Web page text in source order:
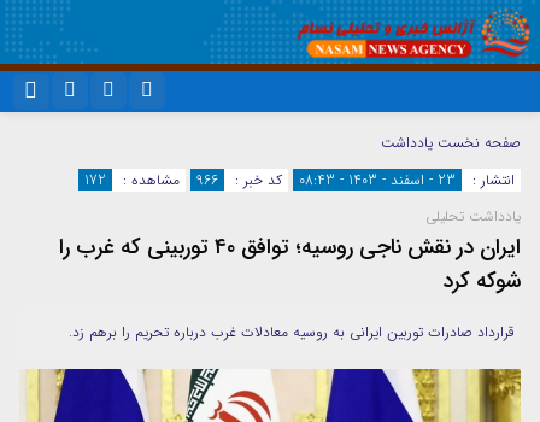
اینستاگرام
سروش
ایتا
آپارات
واتساپ
نام کاربری یا نشانی ایمیل
رمز عبور
مرا به خاطر بسپار
صفحه نخست یادداشت
انتشار :
23 - اسفند - 1403 - 08:43 کد خبر : 966 مشاهده :
172
یادداشت تحلیلی
ایران در نقش ناجی روسیه؛ توافق ۴۰ توربینی که غرب را
شوکه کرد
قرارداد صادرات توربین ایرانی به روسیه معادلات غرب درباره تحریم را برهم زد.